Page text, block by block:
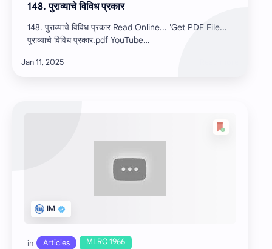
148. पुराव्याचे विविध प्रकार
148. पुराव्याचे विविध प्रकार Read Online... 'Get PDF File...
पुराव्याचे विविध प्रकार.pdf YouTube…